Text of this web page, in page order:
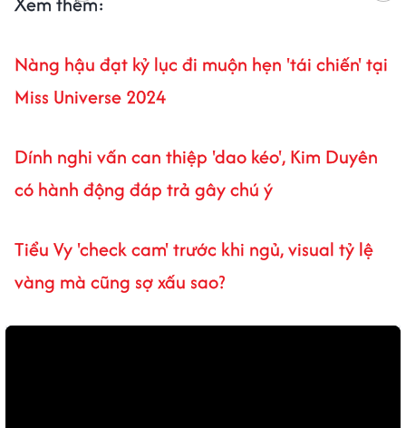
Nàng hậu đạt kỷ lục đi muộn hẹn 'tái chiến' tại
Miss Universe 2024
Dính nghi vấn can thiệp 'dao kéo', Kim Duyên
có hành động đáp trả gây chú ý
Tiểu Vy 'check cam' trước khi ngủ, visual tỷ lệ
vàng mà cũng sợ xấu sao?